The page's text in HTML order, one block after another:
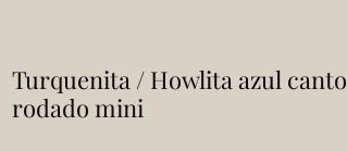
Turquenita / Howlita azul canto
rodado mini